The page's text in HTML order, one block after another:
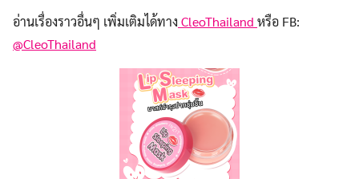
อ่านเรื่องราวอื่นๆ เพิ่มเติมได้ทาง CleoThailand หรือ FB:
@CleoThailand